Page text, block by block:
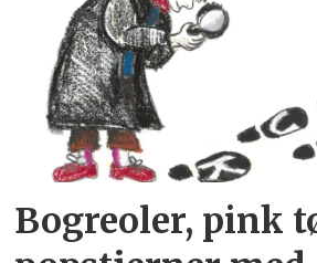
Bogreoler, pink